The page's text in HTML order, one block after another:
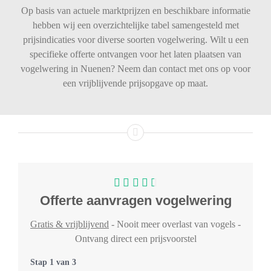
Op basis van actuele marktprijzen en beschikbare informatie
hebben wij een overzichtelijke tabel samengesteld met
prijsindicaties voor diverse soorten vogelwering. Wilt u een
specifieke offerte ontvangen voor het laten plaatsen van
vogelwering in Nuenen? Neem dan contact met ons op voor
een vrijblijvende prijsopgave op maat.
Offerte aanvragen vogelwering
Gratis & vrijblijvend - Nooit meer overlast van vogels -
Ontvang direct een prijsvoorstel
Stap 1 van 3